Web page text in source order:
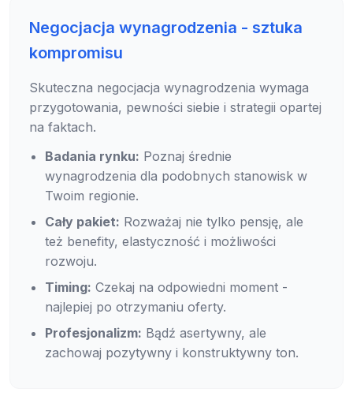
Negocjacja wynagrodzenia - sztuka
kompromisu
Skuteczna negocjacja wynagrodzenia wymaga
przygotowania, pewności siebie i strategii opartej
na faktach.
Badania rynku: Poznaj średnie
wynagrodzenia dla podobnych stanowisk w
Twoim regionie.
Cały pakiet: Rozważaj nie tylko pensję, ale
też benefity, elastyczność i możliwości
rozwoju.
Timing: Czekaj na odpowiedni moment -
najlepiej po otrzymaniu oferty.
Profesjonalizm: Bądź asertywny, ale
zachowaj pozytywny i konstruktywny ton.